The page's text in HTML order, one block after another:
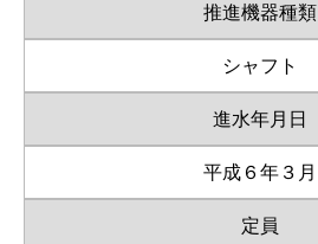
推進機器種類
シャフト
進水年月日
平成６年３月
定員